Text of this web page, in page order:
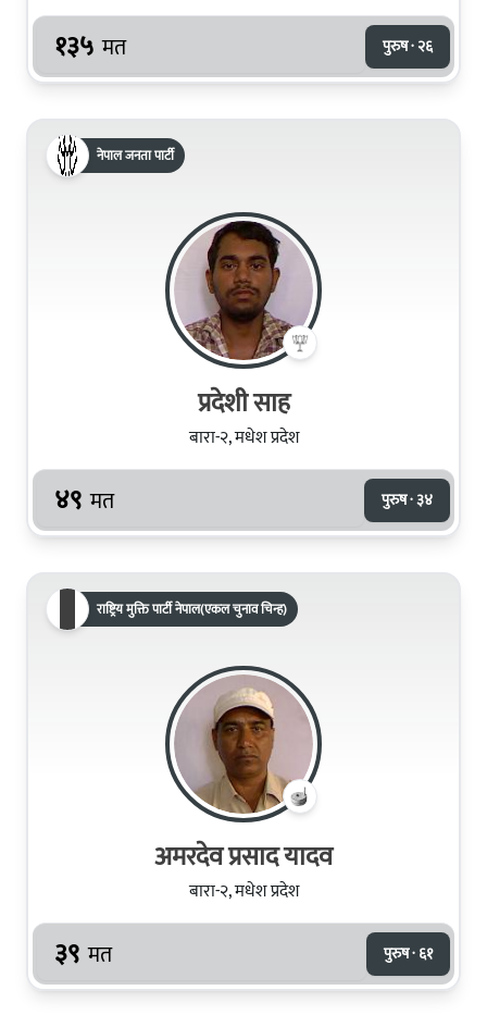
१३५ मत पुरुष · २६
नेपाल जनता पार्टी
प्रदेशी साह
बारा-२, मधेश प्रदेश
४९ मत पुरुष · ३४
राष्ट्रिय मुक्ति पार्टी नेपाल(एकल चुनाव चिन्ह)
अमरदेव प्रसाद यादव
बारा-२, मधेश प्रदेश
३९ मत पुरुष · ६१